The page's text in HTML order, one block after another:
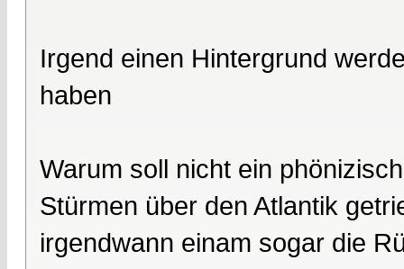
Irgend einen Hintergrund
haben
Warum soll nicht ein
Stürmen über den Atlantik
irgendwann einam sogar die